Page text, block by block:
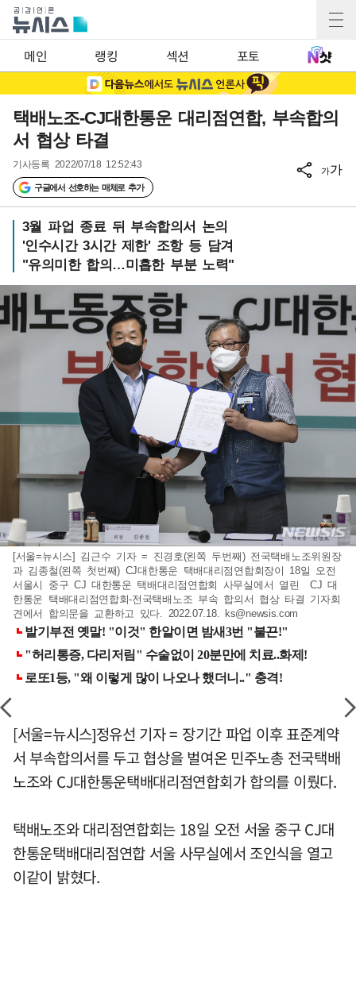
메인 랭킹 섹션 포토
택배노조-CJ대한통운 대리점연합, 부속합의
서 협상 타결
기사등록 2022/07/18 12:52:43
구글에서 선호하는 매체로 추가
가가
3월 파업 종료 뒤 부속합의서 논의
'인수시간 3시간 제한' 조항 등 담겨
"유의미한 합의…미흡한 부분 노력"
[서울=뉴시스] 김근수 기자 = 진경호(왼쪽 두번째) 전국택배노조위원장
과 김종철(왼쪽 첫번째) CJ대한통운 택배대리점연합회장이 18일 오전
서울시 중구 CJ 대한통운 택배대리점연합회 사무실에서 열린 CJ 대
한통운 택배대리점연합회-전국택배노조 부속 합의서 협상 타결 기자회
견에서 합의문을 교환하고 있다. 2022.07.18. ks@newsis.com
[서울=뉴시스]정유선 기자 = 장기간 파업 이후 표준계약
서 부속합의서를 두고 협상을 벌여온 민주노총 전국택배
노조와 CJ대한통운택배대리점연합회가 합의를 이뤘다.
택배노조와 대리점연합회는 18일 오전 서울 중구 CJ대
한통운택배대리점연합 서울 사무실에서 조인식을 열고
이같이 밝혔다.